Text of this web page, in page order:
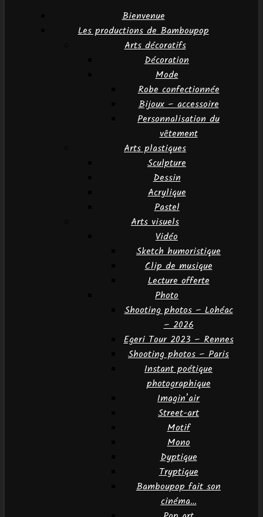
Bienvenue
Les productions de Bamboupop
Arts décoratifs
Décoration
Mode
Robe confectionnée
Bijoux – accessoire
Personnalisation du
vêtement
Arts plastiques
Sculpture
Dessin
Acrylique
Pastel
Arts visuels
Vidéo
Sketch humoristique
Clip de musique
Lecture offerte
Photo
Shooting photos – Lohéac
– 2026
Egeri Tour 2023 – Rennes
Shooting photos – Paris
Instant poétique
photographique
Imagin’air
Street-art
Motif
Mono
Dyptique
Tryptique
Bamboupop fait son
cinéma…